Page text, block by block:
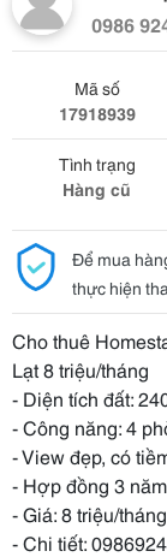
0986
Mã số
17918939
Tình trạng
Hàng cũ
Để mua
thực hiện
Cho thuê
Lạt 8 triệu/tháng
- Diện tích đất:
- Công năng: 4
- View đẹp, có
- Hợp đồng 3 năm
- Giá: 8 triệu/
- Chi tiết: